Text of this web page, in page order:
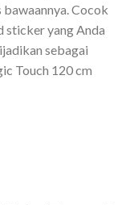
Cocok
sticker yang Anda
sebagai
Touch 120 cm